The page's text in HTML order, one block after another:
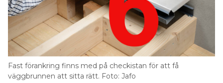
Om tidningen
Kontakt
Information om GDPR
Search for:
Fast förankring finns med på checkistan för att få
väggbrunnen att sitta rätt. Foto: Jafo